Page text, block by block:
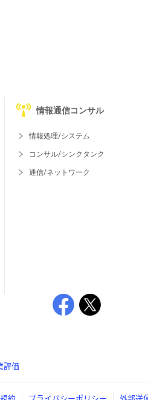
情報通信コンサル
情報処理/システム
コンサル/シンクタンク
通信/ネットワーク
評価